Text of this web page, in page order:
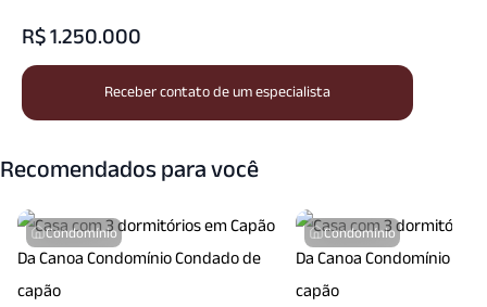
Piscina Coletiva
Portaria24 Hrs
Quadra Esportes
Salao Festas
Salao Jogos
Seguranca Patrimonial
Vigilancia24 Horas
R$ 1.250.000
Receber contato de um especialista
Recomendados para você
Condomínio Condomínio